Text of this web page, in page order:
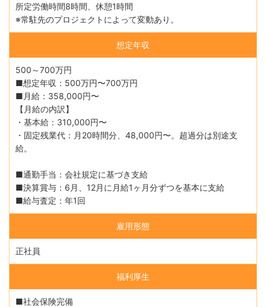
所定労働時間8時間、休憩1時間
※常駐先のプロジェクトによって変動あり。
想定年収
500～700万円
■想定年収：500万円〜700万円
■月給：358,000円〜
【月給の内訳】
・基本給：310,000円〜
・固定残業代：月20時間分、48,000円〜。超過分は別途支
給。
■通勤手当：会社規定に基づき支給
■決算賞与：6月、12月に月給1ヶ月分ずつを基本に支給
■給与査定：年1回
雇用形態
正社員
福利厚生
■社会保険完備